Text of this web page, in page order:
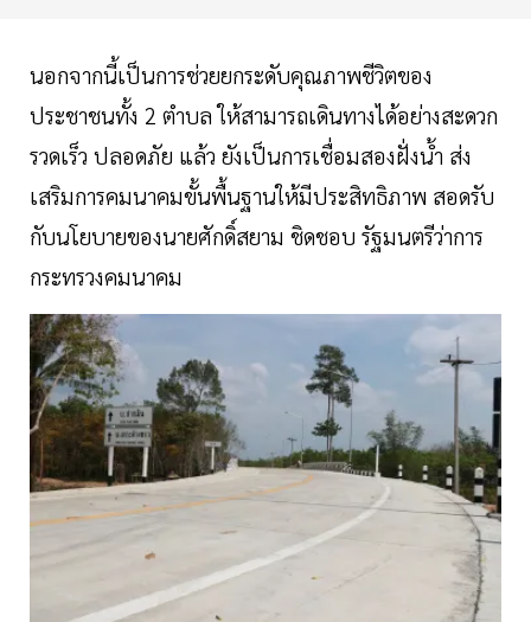
นอกจากนี้เป็นการช่วยยกระดับคุณภาพชีวิตของ
ประชาชนทั้ง 2 ตำบล ให้สามารถเดินทางได้อย่างสะดวก
รวดเร็ว ปลอดภัย แล้ว ยังเป็นการเชื่อมสองฝั่งน้ำ ส่ง
เสริมการคมนาคมขั้นพื้นฐานให้มีประสิทธิภาพ สอดรับ
กับนโยบายของนายศักดิ์สยาม ชิดชอบ รัฐมนตรีว่าการ
กระทรวงคมนาคม